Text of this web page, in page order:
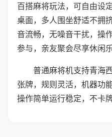
百搭麻将玩法，可自由设
桌面，多人围坐舒适不拥
音流畅，无噪音干扰，操
参与，亲友聚会尽享休闲乐
普通麻将机支持青海
张牌，规则灵活，机器功
操作简单运行稳定，不卡